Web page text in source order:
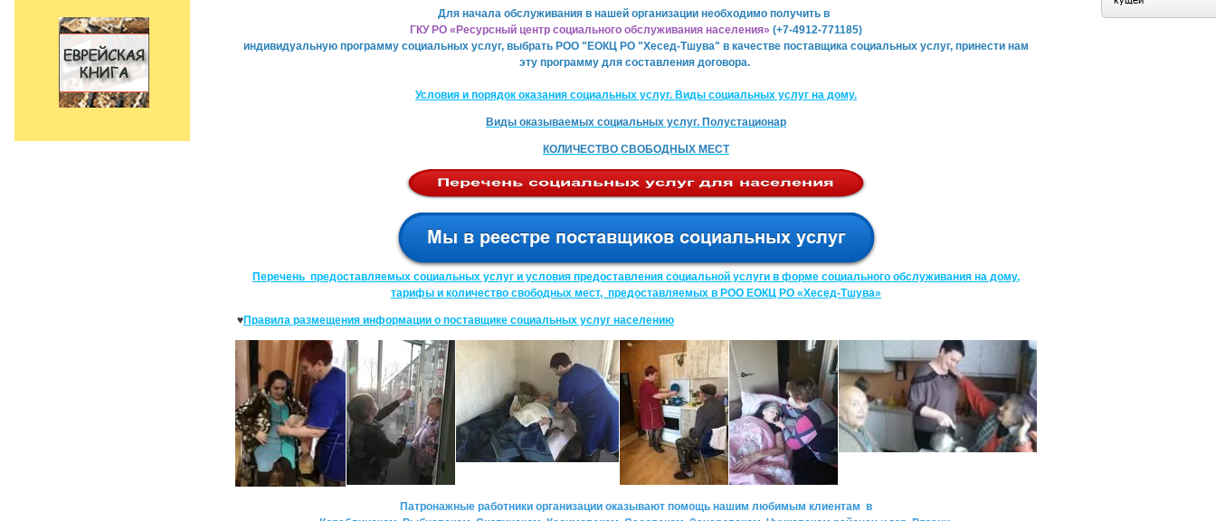
Для начала обслуживания в нашей организации необходимо получить в
ГКУ РО «Ресурсный центр социального обслуживания населения» (+7-4912-771185)
индивидуальную программу социальных услуг, выбрать РОО "ЕОКЦ РО "Хесед-Тшува" в качестве поставщика социальных услуг, принести нам
эту программу для составления договора.
Условия и порядок оказания социальных услуг. Виды социальных услуг на дому.
Виды оказываемых социальных услуг. Полустационар
КОЛИЧЕСТВО СВОБОДНЫХ МЕСТ
Перечень предоставляемых социальных услуг и условия предоставления социальной услуги в форме социального обслуживания на дому,
тарифы и количество свободных мест, предоставляемых в РОО ЕОКЦ РО «Хесед-Тшува»
♥Правила размещения информации о поставщике социальных услуг населению
Патронажные работники организации оказывают помощь нашим любимым клиентам в